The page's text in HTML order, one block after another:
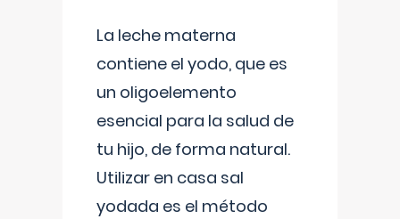
La leche materna
contiene el yodo, que es
un oligoelemento
esencial para la salud de
tu hijo, de forma natural.
Utilizar en casa sal
yodada es el método